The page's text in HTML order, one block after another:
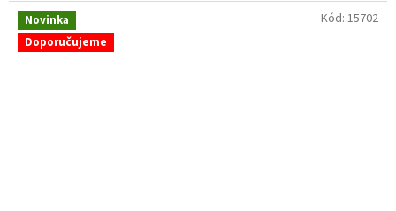
Novinka
Doporučujeme
Kód: 15702